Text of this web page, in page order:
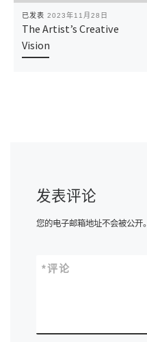
已发表 2023年11月28日
The Artist’s Creative
Vision
发表评论
您的电子邮箱地址不会被公开。
评论
*